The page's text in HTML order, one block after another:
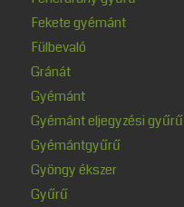
Fekete gyémánt
Fülbevaló
Gránát
Gyémánt
Gyémánt eljegyzési gyűrű
Gyémántgyűrű
Gyöngy ékszer
Gyűrű